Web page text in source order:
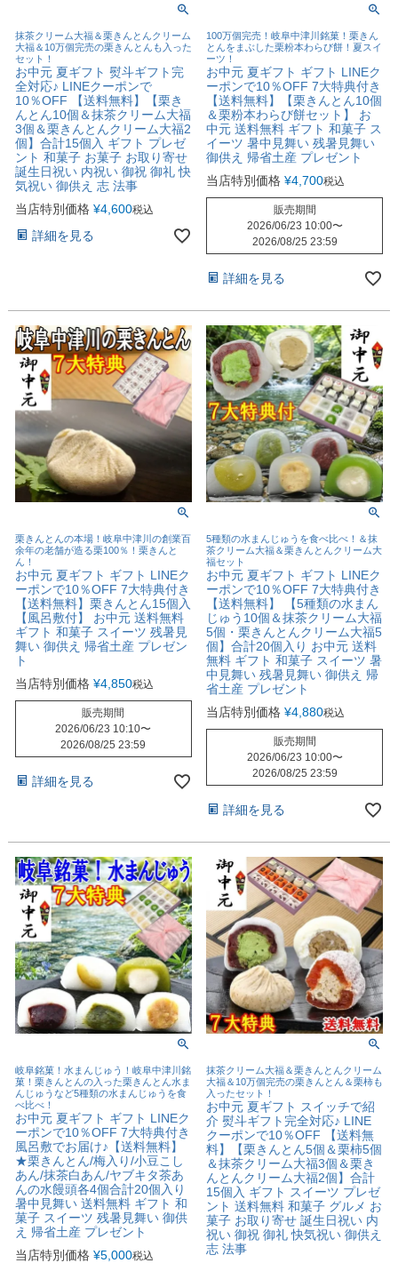
抹茶クリーム大福＆栗きんとんクリーム
大福＆10万個完売の栗きんとんも入った
セット！
お中元 夏ギフト 熨斗ギフト完
全対応♪ LINEクーポンで
10％OFF 【送料無料】【栗き
んとん10個＆抹茶クリーム大福
3個＆栗きんとんクリーム大福2
個】合計15個入 ギフト プレゼ
ント 和菓子 お菓子 お取り寄せ
誕生日祝い 内祝い 御祝 御礼 快
気祝い 御供え 志 法事
当店特別価格 ¥4,600税込
詳細を見る
100万個完売！岐阜中津川銘菓！栗きん
とんをまぶした栗粉本わらび餅！夏スイ
ーツ！
お中元 夏ギフト ギフト LINEク
ーポンで10％OFF 7大特典付き
【送料無料】【栗きんとん10個
＆栗粉本わらび餅セット】 お
中元 送料無料 ギフト 和菓子 ス
イーツ 暑中見舞い 残暑見舞い
御供え 帰省土産 プレゼント
当店特別価格 ¥4,700税込
販売期間
2026/06/23 10:00〜
2026/08/25 23:59
詳細を見る
栗きんとんの本場！岐阜中津川の創業百
余年の老舗が造る栗100％！栗きんと
ん！
お中元 夏ギフト ギフト LINEク
ーポンで10％OFF 7大特典付き
【送料無料】栗きんとん15個入
【風呂敷付】 お中元 送料無料
ギフト 和菓子 スイーツ 残暑見
舞い 御供え 帰省土産 プレゼン
ト
当店特別価格 ¥4,850税込
販売期間
2026/06/23 10:10〜
2026/08/25 23:59
詳細を見る
5種類の水まんじゅうを食べ比べ！＆抹
茶クリーム大福＆栗きんとんクリーム大
福セット
お中元 夏ギフト ギフト LINEク
ーポンで10％OFF 7大特典付き
【送料無料】 【5種類の水まん
じゅう10個＆抹茶クリーム大福
5個・栗きんとんクリーム大福5
個】合計20個入り お中元 送料
無料 ギフト 和菓子 スイーツ 暑
中見舞い 残暑見舞い 御供え 帰
省土産 プレゼント
当店特別価格 ¥4,880税込
販売期間
2026/06/23 10:00〜
2026/08/25 23:59
詳細を見る
岐阜銘菓！水まんじゅう！岐阜中津川銘
菓！栗きんとんの入った栗きんとん水ま
んじゅうなど5種類の水まんじゅうを食
べ比べ！
お中元 夏ギフト ギフト LINEク
ーポンで10％OFF 7大特典付き
風呂敷でお届け♪【送料無料】
★栗きんとん/梅入り/小豆こし
あん/抹茶白あん/ヤブキタ茶あ
んの水饅頭各4個合計20個入り
暑中見舞い 送料無料 ギフト 和
菓子 スイーツ 残暑見舞い 御供
え 帰省土産 プレゼント
当店特別価格 ¥5,000税込
抹茶クリーム大福＆栗きんとんクリーム
大福＆10万個完売の栗きんとん＆栗柿も
入ったセット！
お中元 夏ギフト スイッチで紹
介 熨斗ギフト完全対応♪ LINE
クーポンで10％OFF 【送料無
料】【栗きんとん5個＆栗柿5個
＆抹茶クリーム大福3個＆栗き
んとんクリーム大福2個】合計
15個入 ギフト スイーツ プレゼ
ント 送料無料 和菓子 グルメ お
菓子 お取り寄せ 誕生日祝い 内
祝い 御祝 御礼 快気祝い 御供え
志 法事